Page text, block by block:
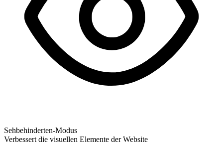
Sehbehinderten-Modus
Verbessert die visuellen Elemente der Website